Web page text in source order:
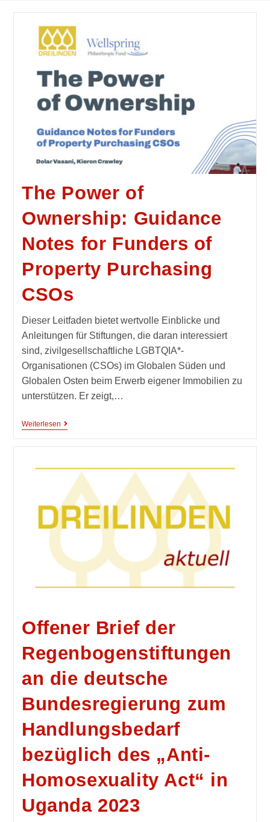
The Power of
Ownership: Guidance
Notes for Funders of
Property Purchasing
CSOs
Dieser Leitfaden bietet wertvolle Einblicke und
Anleitungen für Stiftungen, die daran interessiert
sind, zivilgesellschaftliche LGBTQIA*-
Organisationen (CSOs) im Globalen Süden und
Globalen Osten beim Erwerb eigener Immobilien zu
unterstützen. Er zeigt,…
Weiterlesen
Offener Brief der
Regenbogenstiftungen
an die deutsche
Bundesregierung zum
Handlungsbedarf
bezüglich des „Anti-
Homosexuality Act“ in
Uganda 2023